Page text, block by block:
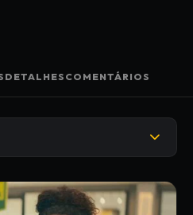
DETALHES COMENTÁRIOS